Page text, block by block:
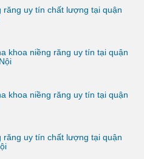
răng uy tín chất lượng tại quận
khoa niềng răng uy tín tại quận
khoa niềng răng uy tín tại quận
răng uy tín chất lượng tại quận